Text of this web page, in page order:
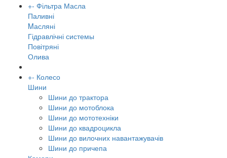
+- Фільтра Масла
Паливні
Mасляні
Гідравлічні системы
Повітряні
Олива
+- Колесо
Шини
Шини до трактора
Шини до мотоблока
Шини до мототехніки
Шини до квадроцикла
Шини до вилочних навантажувачів
Шини до причепа